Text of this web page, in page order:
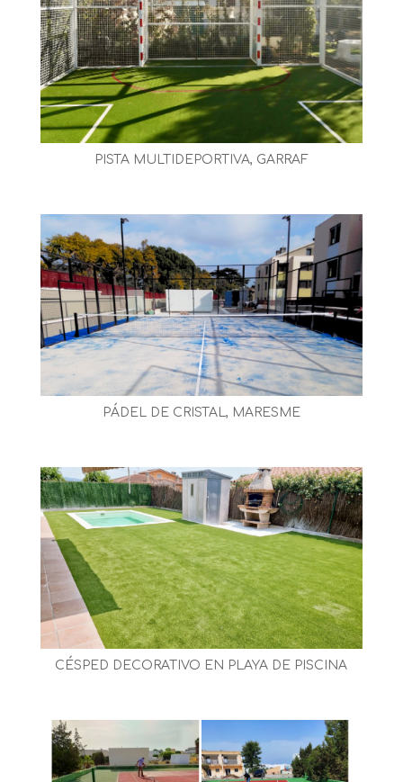
PISTA MULTIDEPORTIVA, GARRAF
PÁDEL DE CRISTAL, MARESME
CÉSPED DECORATIVO EN PLAYA DE PISCINA